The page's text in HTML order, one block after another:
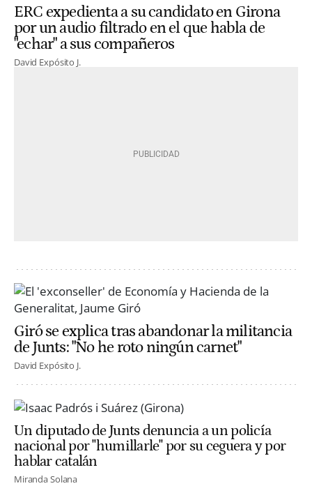
ERC expedienta a su candidato en Girona
por un audio filtrado en el que habla de
"echar" a sus compañeros
David Expósito J.
Giró se explica tras abandonar la militancia
de Junts: "No he roto ningún carnet"
David Expósito J.
Un diputado de Junts denuncia a un policía
nacional por "humillarle" por su ceguera y por
hablar catalán
Miranda Solana